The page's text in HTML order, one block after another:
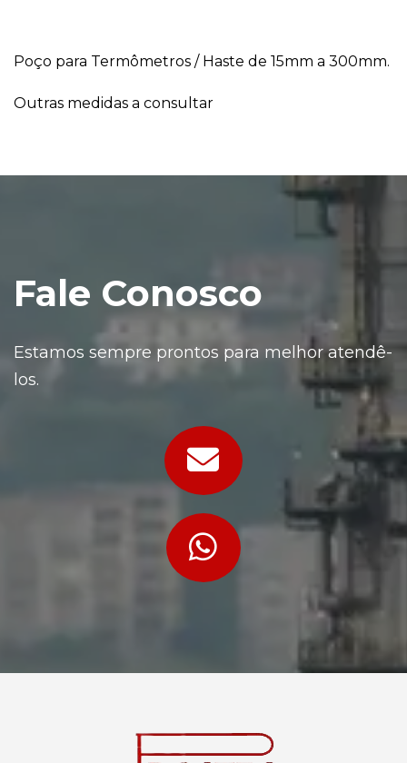
Poço para Termômetros / Haste de 15mm a 300mm.
Outras medidas a consultar
Fale Conosco
Estamos sempre prontos para melhor atendê-
los.